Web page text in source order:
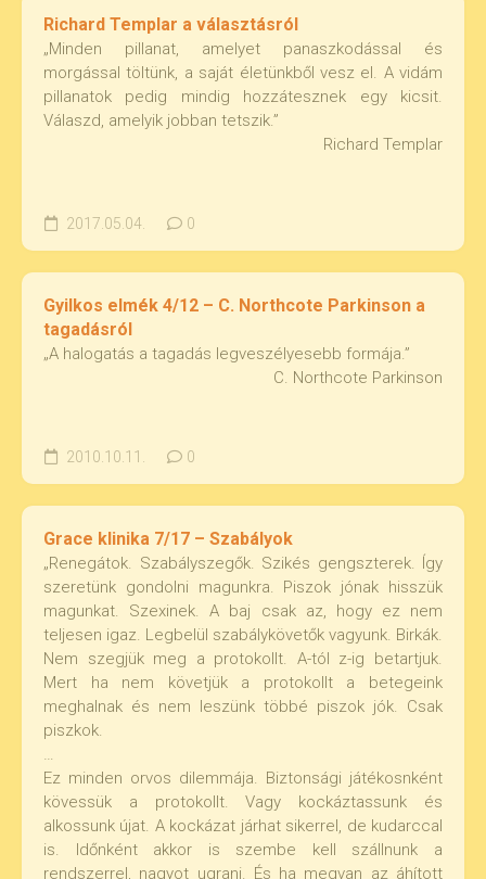
Richard Templar a választásról
„Minden pillanat, amelyet panaszkodással és
morgással töltünk, a saját életünkből vesz el. A vidám
pillanatok pedig mindig hozzátesznek egy kicsit.
Válaszd, amelyik jobban tetszik.”
Richard Templar
2017.05.04. 0
Gyilkos elmék 4/12 – C. Northcote Parkinson a
tagadásról
„A halogatás a tagadás legveszélyesebb formája.”
C. Northcote Parkinson
2010.10.11. 0
Grace klinika 7/17 – Szabályok
„Renegátok. Szabályszegők. Szikés gengszterek. Így
szeretünk gondolni magunkra. Piszok jónak hisszük
magunkat. Szexinek. A baj csak az, hogy ez nem
teljesen igaz. Legbelül szabálykövetők vagyunk. Birkák.
Nem szegjük meg a protokollt. A-tól z-ig betartjuk.
Mert ha nem követjük a protokollt a betegeink
meghalnak és nem leszünk többé piszok jók. Csak
piszkok.
…
Ez minden orvos dilemmája. Biztonsági játékosnként
kövessük a protokollt. Vagy kockáztassunk és
alkossunk újat. A kockázat járhat sikerrel, de kudarccal
is. Időnként akkor is szembe kell szállnunk a
rendszerrel, nagyot ugrani. És ha megvan az áhított